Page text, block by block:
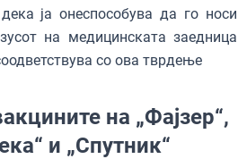
ја онеспособува да го носи
на медицинската заедница
со ова тврдење
на „Фајзер“,
и „Спутник“